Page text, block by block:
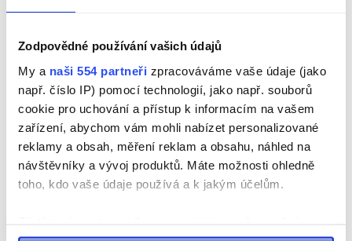
Zodpovědné používání vašich údajů
My a naši 554 partneři zpracováváme vaše údaje (jako
např. číslo IP) pomocí technologií, jako např. souborů
cookie pro uchování a přístup k informacím na vašem
zařízení, abychom vám mohli nabízet personalizované
reklamy a obsah, měření reklam a obsahu, náhled na
návštěvníky a vývoj produktů. Máte možnosti ohledně
toho, kdo vaše údaje používá a k jakým účelům.
Číst Více